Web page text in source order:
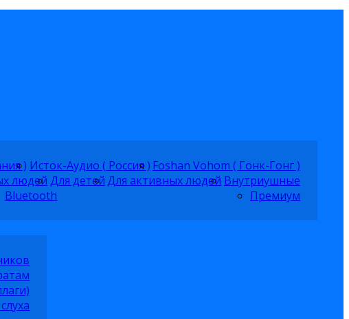
) Исток-Аудио ( Россия ) Foshan Vohom ( Гонк-Гонг )
людей Для детейДля активных людей Внутриушные
Bluetooth Премиум